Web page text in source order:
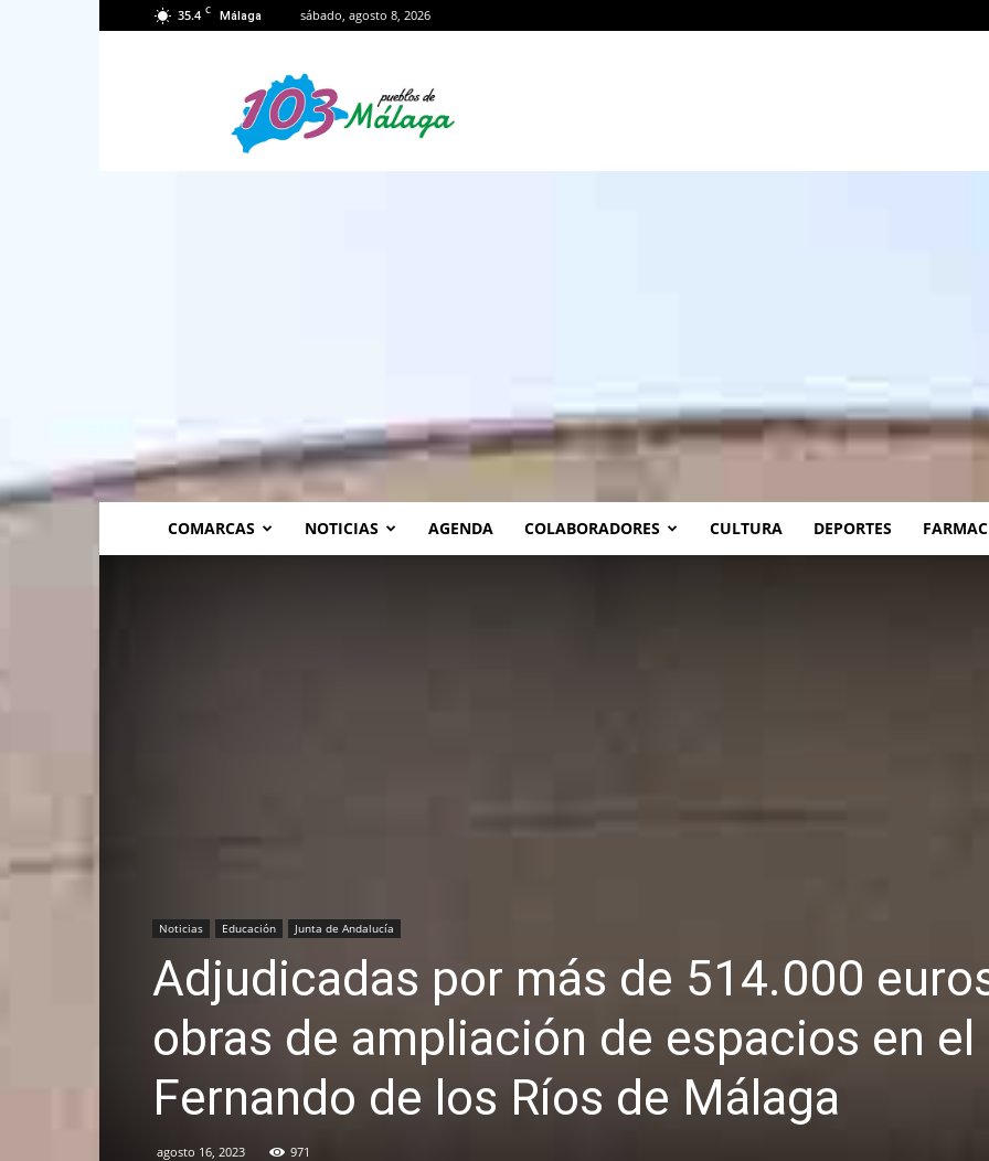
35.4 C Málaga sábado, agosto 8, 2026
Málaga
COMARCAS NOTICIAS AGENDA COLABORADORES CULTURA DEPORTES
Noticias Educación Junta de Andalucía
Adjudicadas por más de 514.000
obras de ampliación de espacios en el
Fernando de los Ríos de Málaga
agosto 16, 2023 971